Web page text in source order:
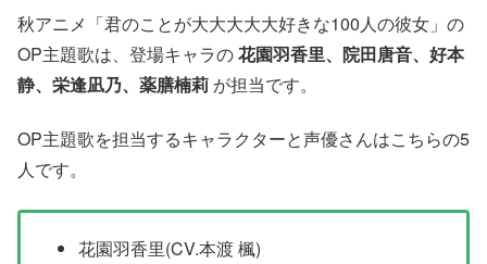
秋アニメ「君のことが大大大大大好きな100人の彼女」の
OP主題歌は、登場キャラの花園羽香里、院田唐音、好本
静、栄逢凪乃、薬膳楠莉 が担当です。
OP主題歌を担当するキャラクターと声優さんはこちらの5
人です。
花園羽香里(CV.本渡 楓)